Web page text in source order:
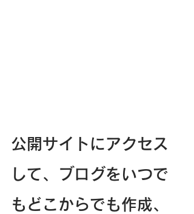
公開サイトにアクセス
して、ブログをいつで
もどこからでも作成、